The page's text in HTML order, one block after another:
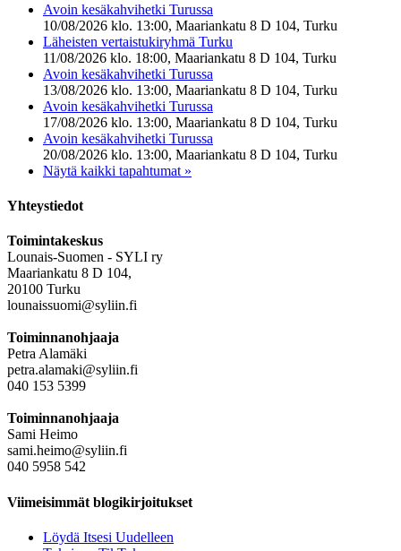
Avoin kesäkahvihetki Turussa
10/08/2026 klo. 13:00, Maariankatu 8 D 104, Turku
Läheisten vertaistukiryhmä Turku
11/08/2026 klo. 18:00, Maariankatu 8 D 104, Turku
Avoin kesäkahvihetki Turussa
13/08/2026 klo. 13:00, Maariankatu 8 D 104, Turku
Avoin kesäkahvihetki Turussa
17/08/2026 klo. 13:00, Maariankatu 8 D 104, Turku
Avoin kesäkahvihetki Turussa
20/08/2026 klo. 13:00, Maariankatu 8 D 104, Turku
Näytä kaikki tapahtumat »
Yhteystiedot
Toimintakeskus
Lounais-Suomen - SYLI ry
Maariankatu 8 D 104,
20100 Turku
lounaissuomi@syliin.fi
Toiminnanohjaaja
Petra Alamäki
petra.alamaki@syliin.fi
040 153 5399
Toiminnanohjaaja
Sami Heimo
sami.heimo@syliin.fi
040 5958 542
Viimeisimmät blogikirjoitukset
Löydä Itsesi Uudelleen